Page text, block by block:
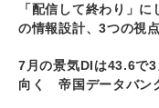
「配信して終わり」
の情報設計、3つの視点
7月の景気DIは43.6で
向く 帝国データバン